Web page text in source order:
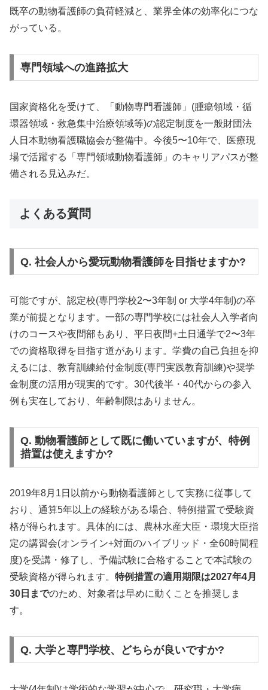
既卒の動物看護師の負荷軽減と、業界全体の効率化につな
がっている。
専門領域への進路拡大
国家資格化を受けて、「動物専門看護師」(腫瘍領域・循
環器領域・救急集中治療領域等)の認定制度を一般財団法
人日本動物看護職協会が整備中。今後5〜10年で、医療現
場で活躍する「専門領域動物看護師」のキャリアパスが整
備される見込みだ。
よくある質問
Q. 社会人から愛玩動物看護師を目指せますか?
可能ですが、認定校(専門学校2〜3年制 or 大学4年制)の卒
業が前提となります。一部の専門学校には社会人入学者向
けのコースや夜間部もあり、平日夜間+土日通学で2〜3年
での資格取得を目指す道があります。学費の自己負担を抑
えるには、教育訓練給付金制度(専門実践教育訓練)や奨学
金制度の活用が現実的です。30代後半・40代からの参入
例も実在しており、年齢制限はありません。
Q. 動物看護師として既に働いていますが、特例
措置は使えますか?
2019年8月1日以前から動物看護師として実務に従事して
おり、通算5年以上の経験がある場合、特例措置で受験資
格が得られます。具体的には、農林水産大臣・環境大臣指
定の講習会(オンライン+対面のハイブリッド・全60時間程
度)を受講・修了し、予備試験に合格することで本試験の
受験資格が得られます。 特例措置の適用期限は2027年4月
30日までのため、対象者は早めに動くことを推奨しま
す。
Q. 大学と専門学校、どちらが良いですか?